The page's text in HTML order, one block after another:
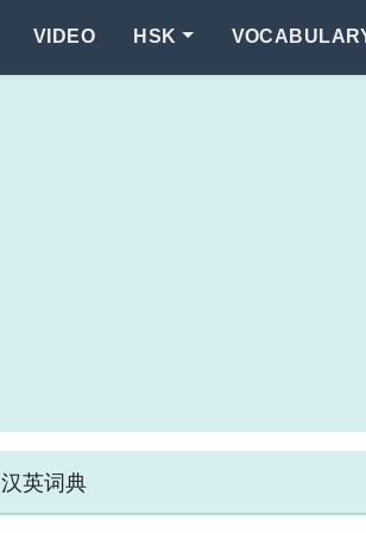
VIDEO HSK
汉英词典